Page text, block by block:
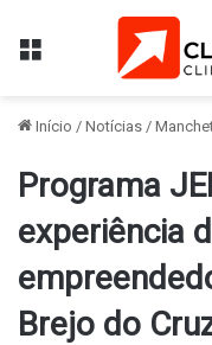
Menu
Início / Notícias /
Programa
experiência
Brejo do